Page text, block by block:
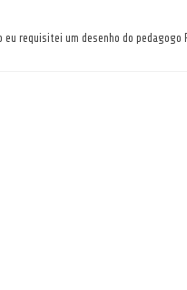
requisitei um desenho do pedagogo